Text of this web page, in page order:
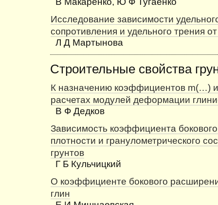
Исследование зависимости
сопротивления и удельного трения
Л Д Мартынова
Строительные свойства
К назначению коэффициентов m(…)
расчетах модулей деформации
В Ф Дедков
Зависимость коэффициента
плотности и гранулометрического
грунтов
Г Б Кульчицкий
О коэффициенте бокового
глин